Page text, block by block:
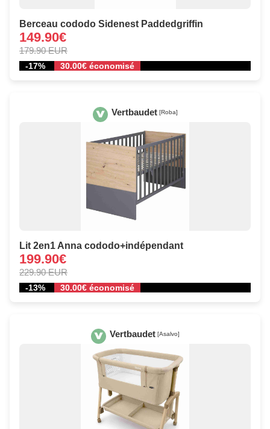
Berceau cododo Sidenest Paddedgriffin
149.90€
179.90 EUR
-17% 30.00€ économisé
Vertbaudet [Roba]
Lit 2en1 Anna cododo+indépendant
199.90€
229.90 EUR
-13% 30.00€ économisé
Vertbaudet [Asalvo]